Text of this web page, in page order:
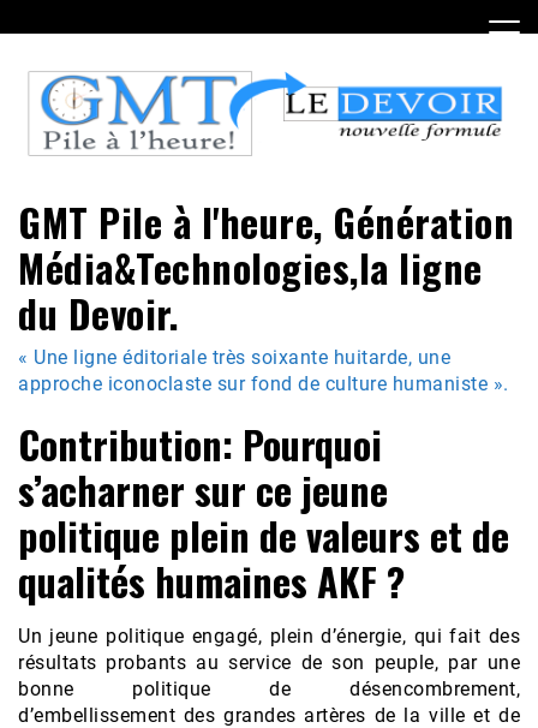
to
content
GMT Pile à l'heure, Génération
Média&Technologies,la ligne
du Devoir.
« Une ligne éditoriale très soixante huitarde, une
approche iconoclaste sur fond de culture humaniste ».
Contribution: Pourquoi
s’acharner sur ce jeune
politique plein de valeurs et de
qualités humaines AKF ?
Un jeune politique engagé, plein d’énergie, qui fait des
résultats probants au service de son peuple, par une
bonne politique de désencombrement,
d’embellissement des grandes artères de la ville et de